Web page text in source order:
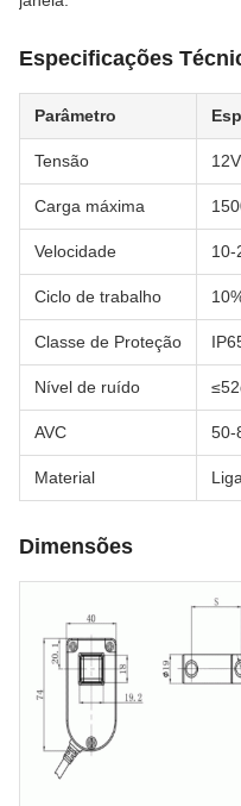
Especificações
Parâmetro
Tensão
Carga máxima
Velocidade 10-
Ciclo de trabalho
Classe de Proteção
Nível de ruído
AVC 50-
Material
Dimensões